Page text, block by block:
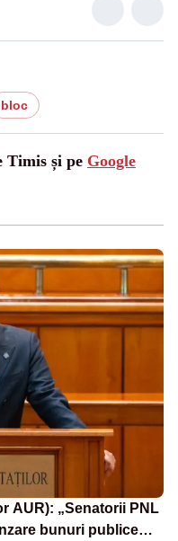
bloc
Timis și pe Google
AUR): „Senatorii PNL
bunuri publice